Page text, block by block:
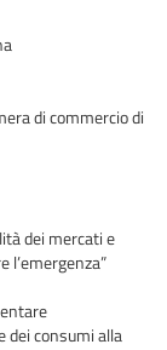
di commercio di
dei mercati e
dei consumi alla